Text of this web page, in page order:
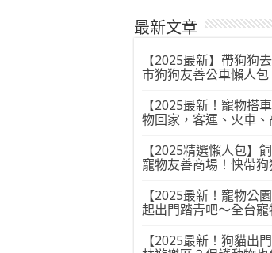
最新文章
【2025最新】帶狗狗
市狗狗友善公車懶人包
【2025最新！寵物搭
物回家，客運、火車、
【2025精選懶人包】
寵物友善商場！快帶
【2025最新！寵物公
起出門踏青吧～全台寵
【2025最新！狗貓出